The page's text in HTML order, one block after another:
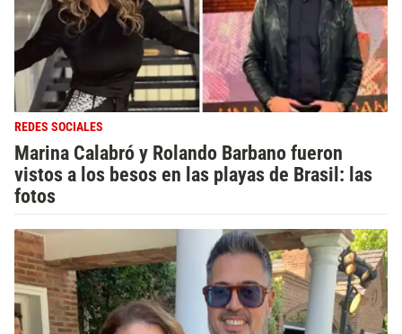
REDES SOCIALES
Marina Calabró y Rolando Barbano fueron
vistos a los besos en las playas de Brasil: las
fotos